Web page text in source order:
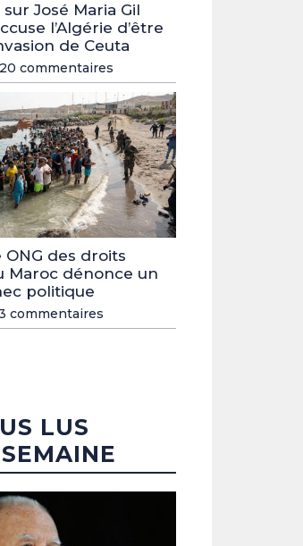
José Maria Gil
l’Algérie d’être
de Ceuta
20 commentaires
ONG des droits
Maroc dénonce un
politique
commentaires
LUS